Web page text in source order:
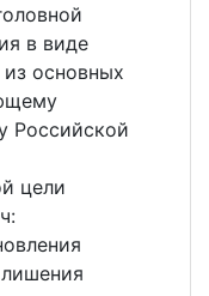
в виде
основных
Российской
цели